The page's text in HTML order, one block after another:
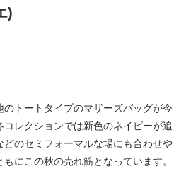
)
トートタイプのマザーズバッグが今
レクションでは新色のネイビーが追
どのセミフォーマルな場にも合わせや
にこの秋の売れ筋となっています。